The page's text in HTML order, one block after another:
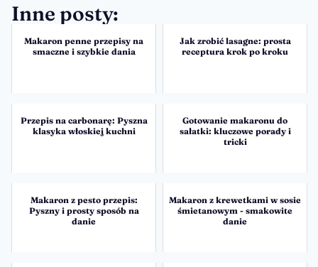
Inne posty:
Makaron penne przepisy na
smaczne i szybkie dania
Jak zrobić lasagne: prosta
receptura krok po kroku
Przepis na carbonarę: Pyszna
klasyka włoskiej kuchni
Gotowanie makaronu do
sałatki: kluczowe porady i
tricki
Makaron z pesto przepis:
Pyszny i prosty sposób na
danie
Makaron z krewetkami w sosie
śmietanowym - smakowite
danie